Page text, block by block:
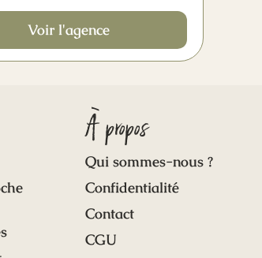
Voir l'agence
À propos
Qui sommes-nous ?
Confidentialité
Contact
CGU